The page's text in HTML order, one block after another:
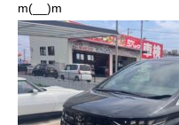
m(__)m